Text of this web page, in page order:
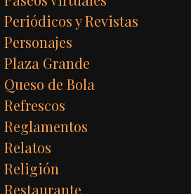
Periódicos y Revistas
Personajes
Plaza Grande
Queso de Bola
Refrescos
Reglamentos
Relatos
Religión
Restaurante